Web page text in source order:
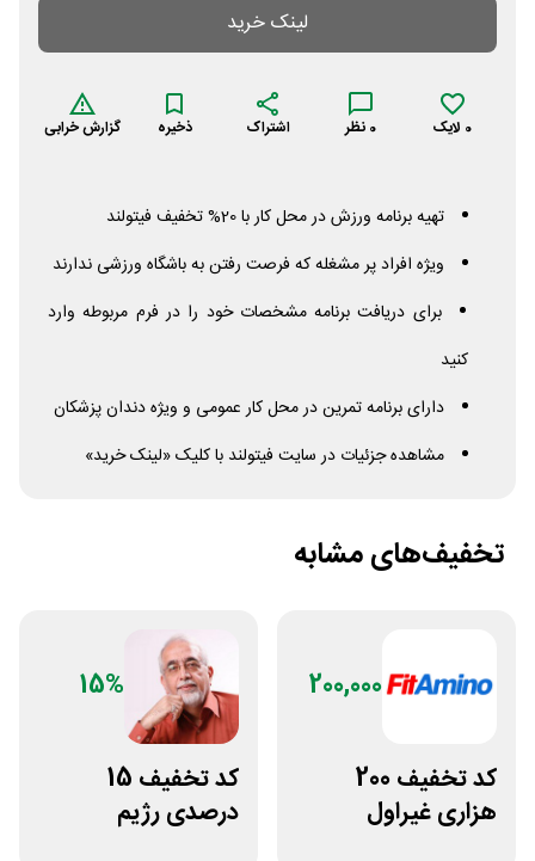
لینک خرید
0 لایک 0 نظر اشتراک ذخیره گزارش خرابی
تهیه برنامه ورزش در محل کار با 20% تخفیف فیتولند
ویژه افراد پر مشغله که فرصت رفتن به باشگاه ورزشی ندارند
برای دریافت برنامه مشخصات خود را در فرم مربوطه وارد
کنید
دارای برنامه تمرین در محل کار عمومی و ویژه دندان پزشکان
مشاهده جزئیات در سایت فیتولند با کلیک «لینک خرید»
تخفیف‌های مشابه
200,000
کد تخفیف 200
هزاری غیراول
15%
کد تخفیف 15
درصدی رژیم